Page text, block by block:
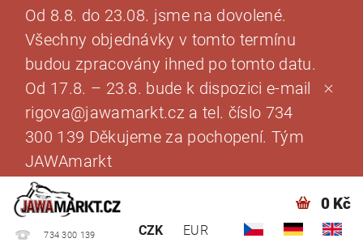
Od 8.8. do 23.08. jsme na dovolené.
Všechny objednávky v tomto termínu
budou zpracovány ihned po tomto datu.
Od 17.8. – 23.8. bude k dispozici e-mail
rigova@jawamarkt.cz a tel. číslo 734
300 139 Děkujeme za pochopení. Tým
JAWAmarkt
734 300 139 CZK EUR
0 Kč